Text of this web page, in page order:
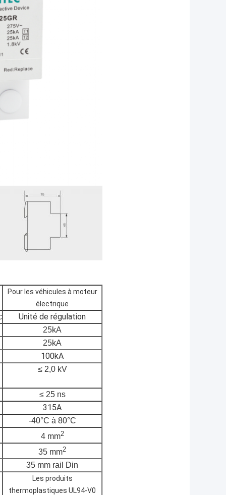
Pour les véhicules à moteur
électrique
Unité de régulation
25kA
25kA
100kA
≤ 2,0 kV
≤ 25 ns
315A
-40°C à 80°C
4 mm2
35 mm2
35 mm rail Din
Les produits
thermoplastiques UL94-V0